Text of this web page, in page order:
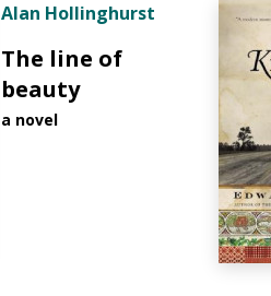
Alan Hollinghurst
The line of
beauty
a novel